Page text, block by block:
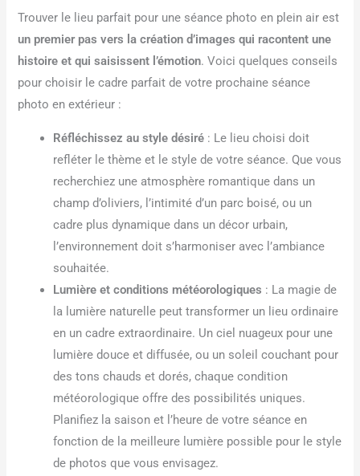
Trouver le lieu parfait pour une séance photo en plein air est
un premier pas vers la création d’images qui racontent une
histoire et qui saisissent l’émotion. Voici quelques conseils
pour choisir le cadre parfait de votre prochaine séance
photo en extérieur :
Réfléchissez au style désiré : Le lieu choisi doit
refléter le thème et le style de votre séance. Que vous
recherchiez une atmosphère romantique dans un
champ d’oliviers, l’intimité d’un parc boisé, ou un
cadre plus dynamique dans un décor urbain,
l’environnement doit s’harmoniser avec l’ambiance
souhaitée.
Lumière et conditions météorologiques : La magie de
la lumière naturelle peut transformer un lieu ordinaire
en un cadre extraordinaire. Un ciel nuageux pour une
lumière douce et diffusée, ou un soleil couchant pour
des tons chauds et dorés, chaque condition
météorologique offre des possibilités uniques.
Planifiez la saison et l’heure de votre séance en
fonction de la meilleure lumière possible pour le style
de photos que vous envisagez.